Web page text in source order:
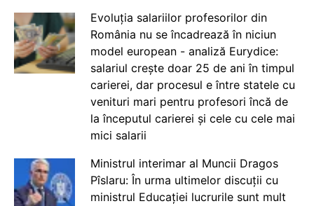
Evoluția salariilor profesorilor din
România nu se încadrează în niciun
model european - analiză Eurydice:
salariul crește doar 25 de ani în timpul
carierei, dar procesul e între statele cu
venituri mari pentru profesori încă de
la începutul carierei și cele cu cele mai
mici salarii
Ministrul interimar al Muncii Dragos
Pîslaru: În urma ultimelor discuții cu
ministrul Educației lucrurile sunt mult